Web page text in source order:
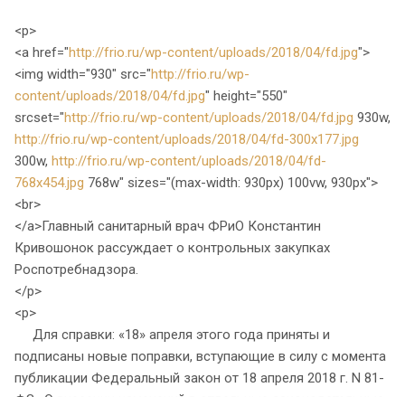
<p>
<a href="http://frio.ru/wp-content/uploads/2018/04/fd.jpg">
<img width="930" src="http://frio.ru/wp-
content/uploads/2018/04/fd.jpg" height="550"
srcset="http://frio.ru/wp-content/uploads/2018/04/fd.jpg 930w,
http://frio.ru/wp-content/uploads/2018/04/fd-300x177.jpg
300w, http://frio.ru/wp-content/uploads/2018/04/fd-
768x454.jpg 768w" sizes="(max-width: 930px) 100vw, 930px">
<br>
</a>Главный санитарный врач ФРиО Константин
Кривошонок рассуждает о контрольных закупках
Роспотребнадзора.
</p>
<p>
Для справки: «18» апреля этого года приняты и
подписаны новые поправки, вступающие в силу с момента
публикации Федеральный закон от 18 апреля 2018 г. N 81-